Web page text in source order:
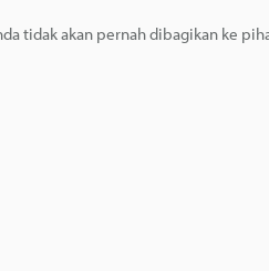
tidak akan pernah dibagikan ke